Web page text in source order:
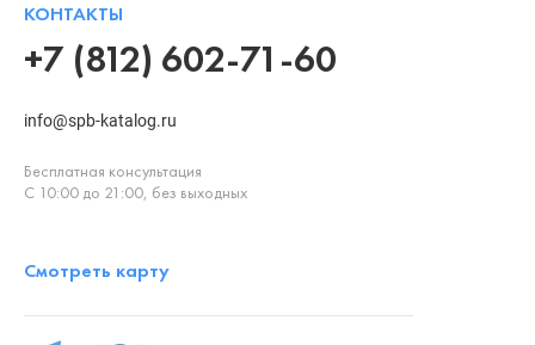
КОНТАКТЫ
+7 (812) 602-71-60
info@spb-katalog.ru
Бесплатная консультация
С 10:00 до 21:00, без выходных
Смотреть карту